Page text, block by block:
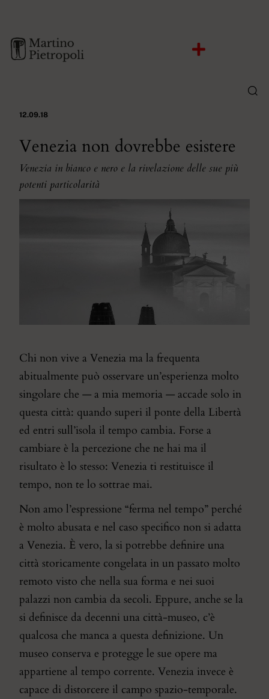
12.09.18
Venezia non dovrebbe esistere
Venezia in bianco e nero e la rivelazione delle sue più
potenti particolarità
Chi non vive a Venezia ma la frequenta
abitualmente può osservare un’esperienza molto
singolare che — a mia memoria — accade solo in
questa città: quando superi il ponte della Libertà
ed entri sull’isola il tempo cambia. Forse a
cambiare è la percezione che ne hai ma il
risultato è lo stesso: Venezia ti restituisce il
tempo, non te lo sottrae mai.
Non amo l’espressione “ferma nel tempo” perché
è molto abusata e nel caso specifico non si adatta
a Venezia. È vero, la si potrebbe definire una
città storicamente congelata in un passato molto
remoto visto che nella sua forma e nei suoi
palazzi non cambia da secoli. Eppure, anche se la
si definisce da decenni una città-museo, c’è
qualcosa che manca a questa definizione. Un
museo conserva e protegge le sue opere ma
appartiene al tempo corrente. Venezia invece è
capace di distorcere il campo spazio-temporale.